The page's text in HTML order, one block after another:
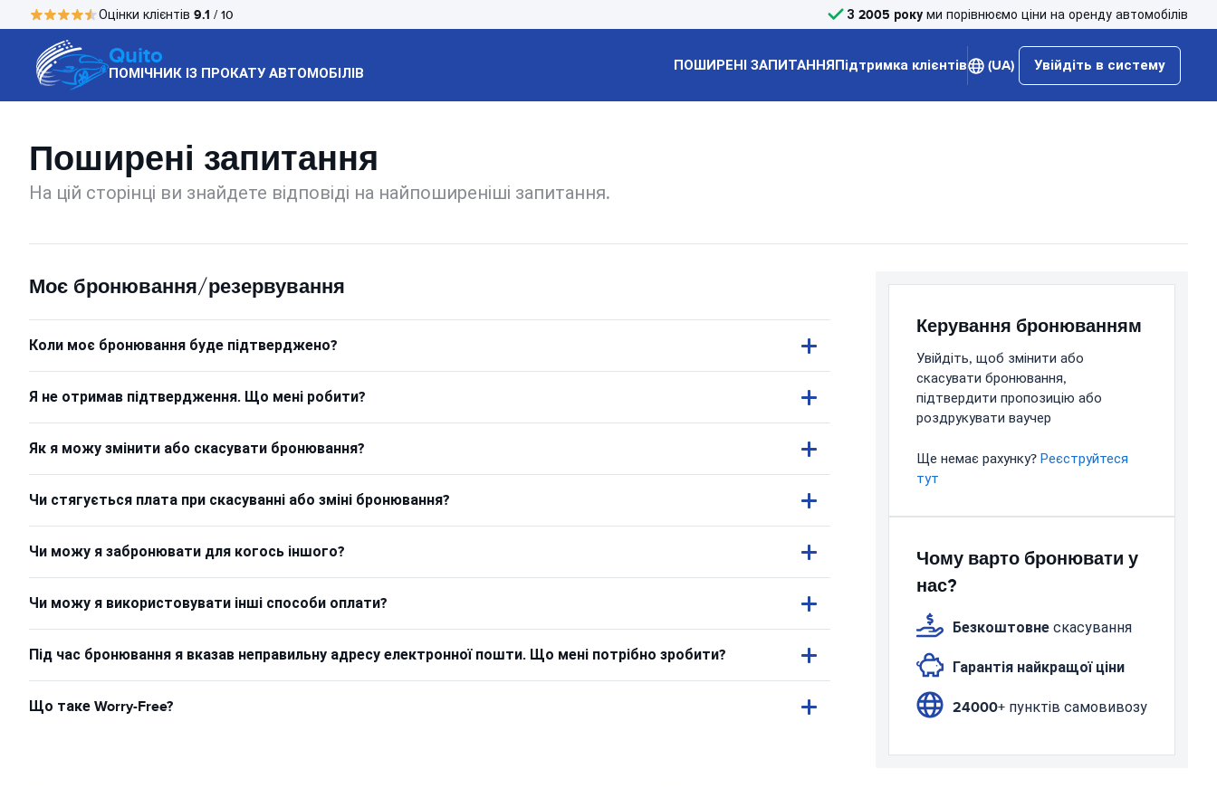
Оцінки клієнтів 9.1 / 10 З 2005 року ми порівнюємо ціни на оренду автомобілів
Quito
ПОМІЧНИК ІЗ ПРОКАТУ АВТОМОБІЛІВ ПОШИРЕНІ ЗАПИТАННЯПідтримка клієнтів (UA) Увійдіть в систему
Поширені запитання
На цій сторінці ви знайдете відповіді на найпоширеніші запитання.
Моє бронювання/резервування
Коли моє бронювання буде підтверджено?
Я не отримав підтвердження. Що мені робити?
Як я можу змінити або скасувати бронювання?
Чи стягується плата при скасуванні або зміні бронювання?
Чи можу я забронювати для когось іншого?
Чи можу я використовувати інші способи оплати?
Під час бронювання я вказав неправильну адресу електронної пошти. Що мені потрібно зробити?
Що таке Worry-Free?
Керування бронюванням
Увійдіть, щоб змінити або
скасувати бронювання,
підтвердити пропозицію або
роздрукувати ваучер
Ще немає рахунку? Реєструйтеся
тут
Чому варто бронювати у
нас?
Безкоштовне скасування
Гарантія найкращої ціни
24000+ пунктів самовивозу